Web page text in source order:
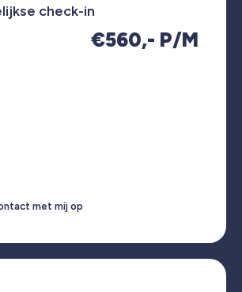
check-in
€560,- P/M
met mij op